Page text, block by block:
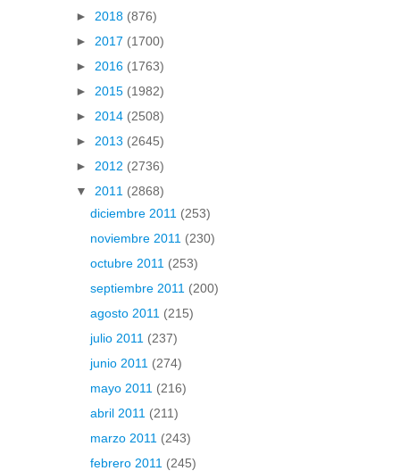
► 2018 (876)
► 2017 (1700)
► 2016 (1763)
► 2015 (1982)
► 2014 (2508)
► 2013 (2645)
► 2012 (2736)
▼ 2011 (2868)
diciembre 2011 (253)
noviembre 2011 (230)
octubre 2011 (253)
septiembre 2011 (200)
agosto 2011 (215)
julio 2011 (237)
junio 2011 (274)
mayo 2011 (216)
abril 2011 (211)
marzo 2011 (243)
febrero 2011 (245)